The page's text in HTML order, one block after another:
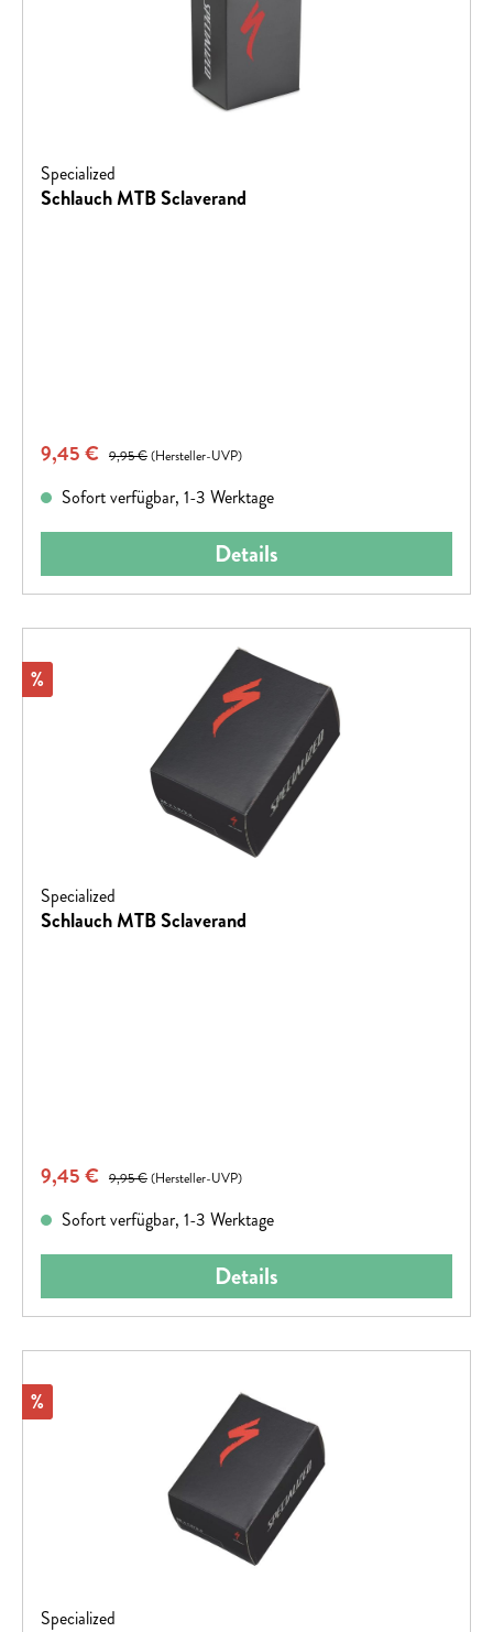
Specialized
Schlauch MTB Sclaverand
Verkaufspreis:
9,45 € Regulärer Preis:
9,95 €(Hersteller-UVP)
Sofort verfügbar, 1-3 Werktage
Details
Rabatt
%
Specialized
Schlauch MTB Sclaverand
Verkaufspreis:
9,45 € Regulärer Preis:
9,95 €(Hersteller-UVP)
Sofort verfügbar, 1-3 Werktage
Details
Rabatt
%
Specialized